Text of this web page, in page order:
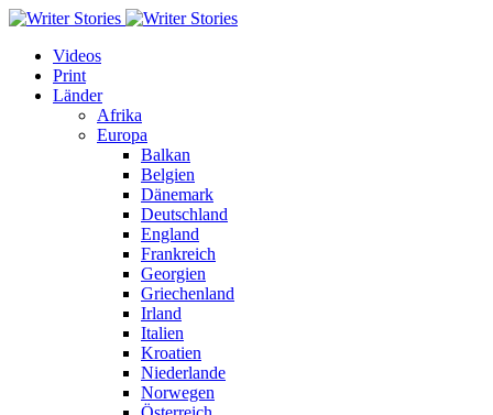
Videos
Print
Länder
Afrika
Europa
Balkan
Belgien
Dänemark
Deutschland
England
Frankreich
Georgien
Griechenland
Irland
Italien
Kroatien
Niederlande
Norwegen